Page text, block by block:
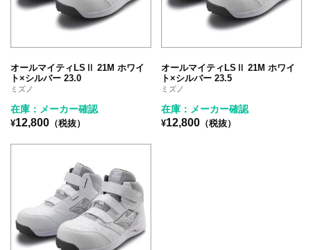
オールマイティLSⅡ 21M ホワイ
ト×シルバー 23.0
ミズノ
在庫：メーカー確認
¥12,800 （税抜）
オールマイティLSⅡ 21M ホワイ
ト×シルバー 23.5
ミズノ
在庫：メーカー確認
¥12,800 （税抜）